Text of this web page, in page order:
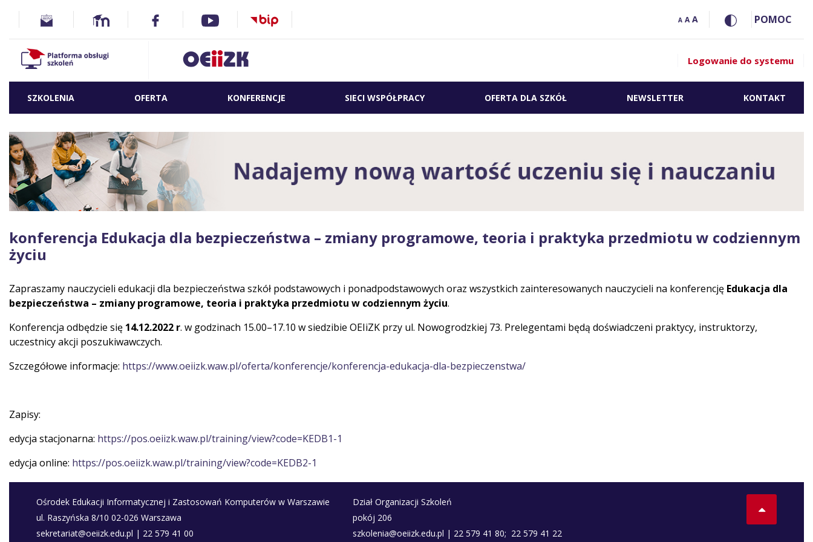
A A A POMOC
Logowanie do systemu
SZKOLENIA OFERTA KONFERENCJE SIECI WSPÓŁPRACY OFERTA DLA SZKÓŁ NEWSLETTER KONTAKT
konferencja Edukacja dla bezpieczeństwa – zmiany programowe, teoria i praktyka przedmiotu w codziennym
życiu
Zapraszamy nauczycieli edukacji dla bezpieczeństwa szkół podstawowych i ponadpodstawowych oraz wszystkich zainteresowanych nauczycieli na konferencję Edukacja dla
bezpieczeństwa – zmiany programowe, teoria i praktyka przedmiotu w codziennym życiu.
Konferencja odbędzie się 14.12.2022 r. w godzinach 15.00–17.10 w siedzibie OEIiZK przy ul. Nowogrodzkiej 73. Prelegentami będą doświadczeni praktycy, instruktorzy,
uczestnicy akcji poszukiwawczych.
Szczegółowe informacje: https://www.oeiizk.waw.pl/oferta/konferencje/konferencja-edukacja-dla-bezpieczenstwa/
Zapisy:
edycja stacjonarna: https://pos.oeiizk.waw.pl/training/view?code=KEDB1-1
edycja online: https://pos.oeiizk.waw.pl/training/view?code=KEDB2-1
Ośrodek Edukacji Informatycznej i Zastosowań Komputerów w Warszawie
ul. Raszyńska 8/10 02-026 Warszawa
sekretariat@oeiizk.edu.pl | 22 579 41 00
Dział Organizacji Szkoleń
pokój 206
szkolenia@oeiizk.edu.pl | 22 579 41 80; 22 579 41 22